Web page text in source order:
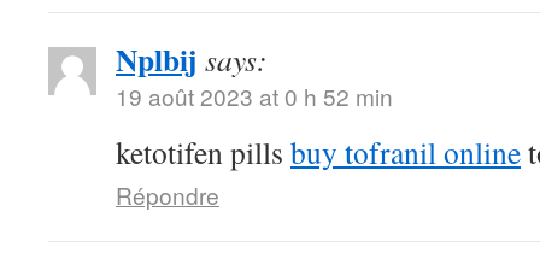
Nplbij says:
19 août 2023 at 0 h 52 min
ketotifen pills buy tofranil online
Répondre